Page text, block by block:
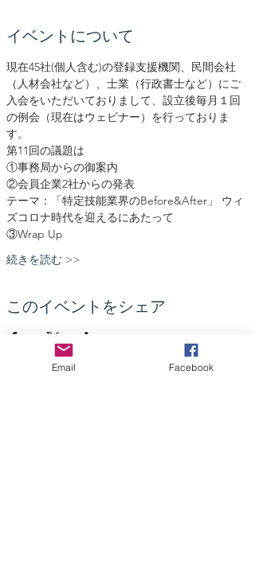
イベントについて
現在45社(個人含む)の登録支援機関、民間会社
（人材会社など）、士業（行政書士など）にご
入会をいただいておりまして、設立後毎月１回
の例会（現在はウェビナー）を行っておりま
す。
第11回の議題は
①事務局からの御案内
②会員企業2社からの発表
テーマ：「特定技能業界のBefore&After」 ウィ
ズコロナ時代を迎えるにあたって
③Wrap Up
続きを読む >>
このイベントをシェア
Email Facebook